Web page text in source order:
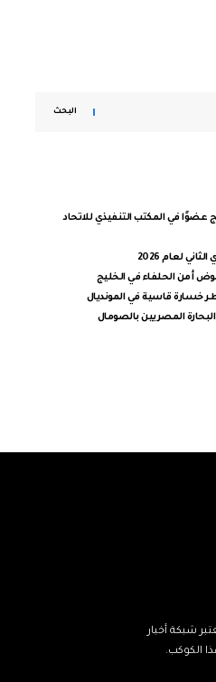
البحث
في المكتب التنفيذي للاتحاد
لعام 2026
أمن الحلفاء في الخليج
خسارة قاسية في المونديال
المصريين بالصومال
ونعتبر شبكة أخبار
الكوكب.